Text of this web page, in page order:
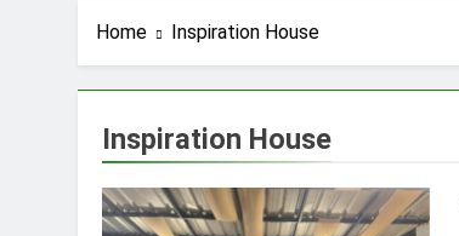
Home Inspiration House
Inspiration House